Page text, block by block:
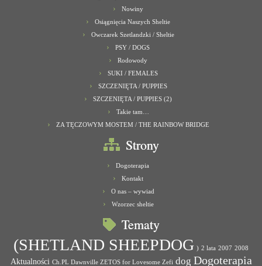
Nowiny
Osiągnięcia Naszych Sheltie
Owczarek Szetlandzki / Sheltie
PSY / DOGS
Rodowody
SUKI / FEMALES
SZCZENIĘTA / PUPPIES
SZCZENIĘTA / PUPPIES (2)
Takie tam…
ZA TĘCZOWYM MOSTEM / THE RAINBOW BRIDGE
Strony
Dogoterapia
Kontakt
O nas – wywiad
Wzorzec sheltie
Tematy
(SHETLAND SHEEPDOG ) 2 lata 2007 2008
Aktualności Ch.PL Dawnville ZETOS for Lovesome Zefi dog Dogoterapia